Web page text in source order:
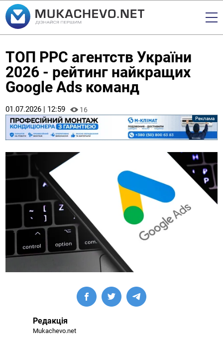
ТОП PPC агентств України
2026 - рейтинг найкращих
Google Ads команд
01.07.2026 | 12:59 16
Редакція
Mukachevo.net